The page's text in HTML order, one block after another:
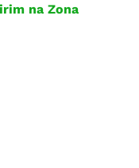
na Zona